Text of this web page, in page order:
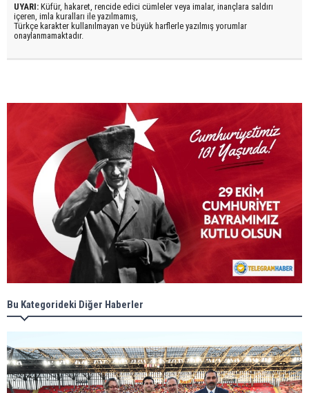
UYARI: Küfür, hakaret, rencide edici cümleler veya imalar, inançlara saldırı
içeren, imla kuralları ile yazılmamış,
Türkçe karakter kullanılmayan ve büyük harflerle yazılmış yorumlar
onaylanmamaktadır.
Bu Kategorideki Diğer Haberler